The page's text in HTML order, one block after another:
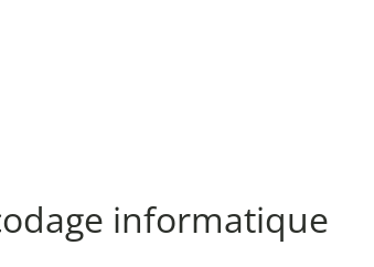
informatique